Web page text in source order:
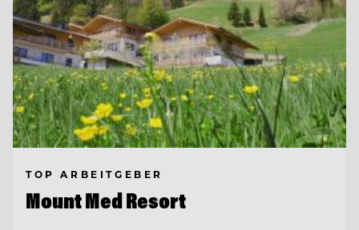
TOP ARBEITGEBER
Mount Med Resort